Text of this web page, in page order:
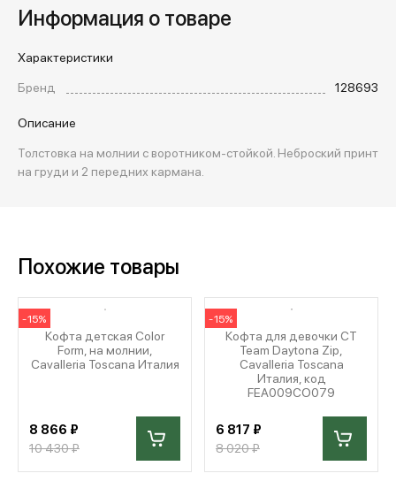
+7 (495) 139-66-00
Информация о товаре
Характеристики
Бренд
128693
Описание
Толстовка на молнии с воротником-стойкой. Неброский принт
на груди и 2 передних кармана.
Похожие товары
-15%
Кофта детская Color
Form, на молнии,
Cavalleria Toscana Италия
8 866 ₽
10 430 ₽
-15%
Кофта для девочки CT
Team Daytona Zip,
Cavalleria Toscana
Италия, код
FEA009CO079
6 817 ₽
8 020 ₽